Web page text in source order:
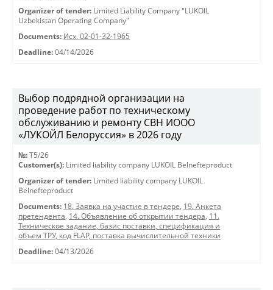
Organizer of tender: Limited Liability Company "LUKOIL
Uzbekistan Operating Company"
Documents: Исх. 02-01-32-1965
Deadline: 04/14/2026
Выбор подрядной организации на
проведение работ по техническому
обслуживанию и ремонту СВН ИООО
«ЛУКОЙЛ Белоруссия» в 2026 году
№: T5/26
Customer(s): Limited liability company LUKOIL Belnefteproduct
Organizer of tender: Limited liability company LUKOIL
Belnefteproduct
Documents: 18. Заявка на участие в тендере, 19. Анкета
претендента, 14. Объявление об открытии тендера, 11.
Техническое задание, базис поставки, спецификация и
объем ТРУ, код FLAP, поставка вычислительной техники
Deadline: 04/13/2026